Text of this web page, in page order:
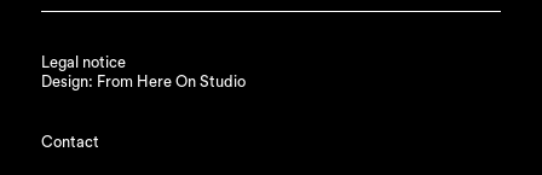
Legal notice
Design: From Here On Studio
Contact